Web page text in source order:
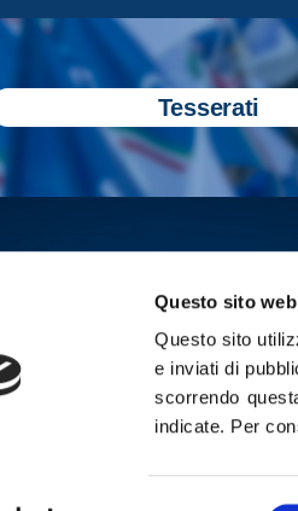
Questo sito
Questo sito
e inviati di
scorrendo
indicate. Per
Tesserati